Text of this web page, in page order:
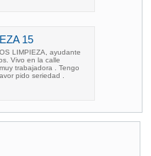
15
LIMPIEZA, ayudante
Vivo en la calle
trabajadora . Tengo
pido seriedad .